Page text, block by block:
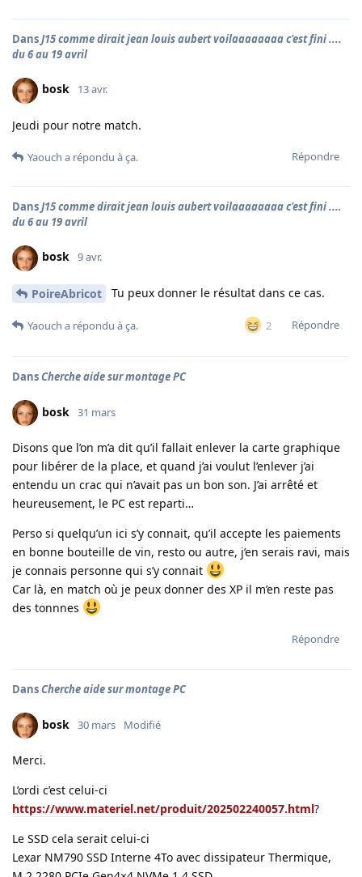
DansJ15 comme dirait jean louis aubert voilaaaaaaaa c'est fini ....
du 6 au 19 avril
bosk 13 avr.
Jeudi pour notre match.
Répondre
Yaouch a répondu à ça.
DansJ15 comme dirait jean louis aubert voilaaaaaaaa c'est fini ....
du 6 au 19 avril
bosk 9 avr.
PoireAbricot Tu peux donner le résultat dans ce cas.
2 Répondre
Yaouch a répondu à ça.
DansCherche aide sur montage PC
bosk 31 mars
Disons que l’on m’a dit qu’il fallait enlever la carte graphique
pour libérer de la place, et quand j’ai voulut l’enlever j’ai
entendu un crac qui n’avait pas un bon son. J’ai arrêté et
heureusement, le PC est reparti…
Perso si quelqu’un ici s’y connait, qu’il accepte les paiements
en bonne bouteille de vin, resto ou autre, j’en serais ravi, mais
je connais personne qui s’y connait
Car là, en match où je peux donner des XP il m’en reste pas
des tonnnes
Répondre
DansCherche aide sur montage PC
bosk 30 mars Modifié
Merci.
L’ordi c’est celui-ci
https://www.materiel.net/produit/202502240057.html?
Le SSD cela serait celui-ci
Lexar NM790 SSD Interne 4To avec dissipateur Thermique,